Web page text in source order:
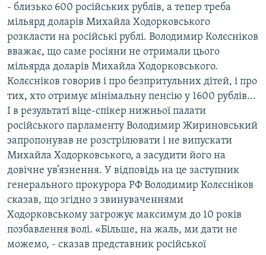
- близько 600 російських рублів, а тепер треба
мільярд доларів Михайла Ходорковського
розкласти на російські рублі. Володимир Колєсніков
вважає, що саме росіяни не отримали цього
мільярда доларів Михайла Ходорковського.
Колєсніков говорив і про безпритульних дітей, і про
тих, хто отримує мінімальну пенсію у 1600 рублів...
І в результаті віце-спікер нижньої палати
російського парламенту Володимир Жириновський
запропонував не розстрілювати і не випускати
Михайла Ходорковського, а засудити його на
довічне ув’язнення. У відповідь на це заступник
генерального прокурора РФ Володимир Колєсніков
сказав, що згідно з звинуваченнями
Ходорковському загрожує максимум до 10 років
позбавлення волі. «Більше, на жаль, ми дати не
можемо, - сказав представник російської